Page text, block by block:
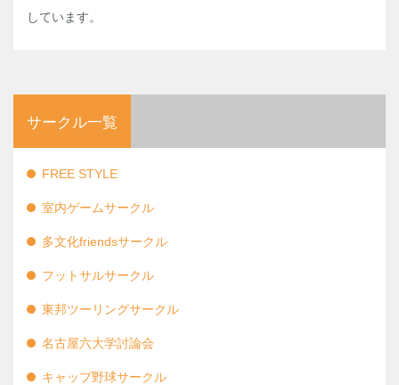
しています。
サークル一覧
FREE STYLE
室内ゲームサークル
多文化friendsサークル
フットサルサークル
東邦ツーリングサークル
名古屋六大学討論会
キャップ野球サークル